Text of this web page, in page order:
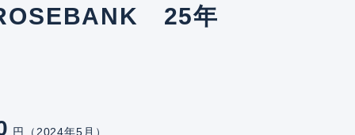
25年
円（2024年5月）